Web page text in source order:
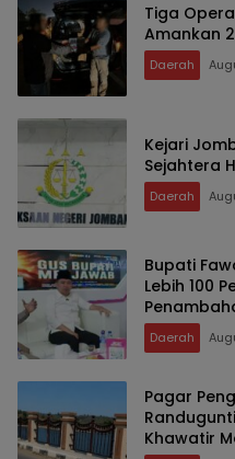
Tiga
Amankan
Daerah
Kejari
Sejahtera
Daerah
Bupati
Lebih 100
Daerah
Pagar
Khawatir